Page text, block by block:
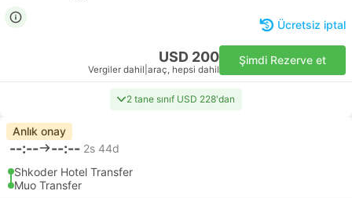
Ücretsiz iptal
USD 200
Vergiler dahil araç, hepsi dahil
Şimdi Rezerve et
2 tane sınıf USD 228'dan
Anlık onay
--:-- --:-- 2s 44d
Shkoder Hotel Transfer
Muo Transfer